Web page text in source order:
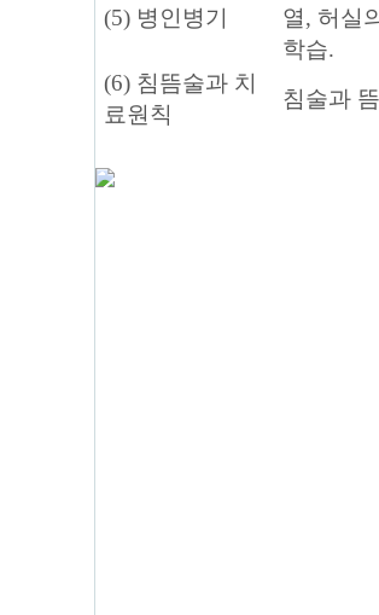
(5) 병인병기
열, 허실
학습.
(6) 침뜸술과 치
료원칙
침술과